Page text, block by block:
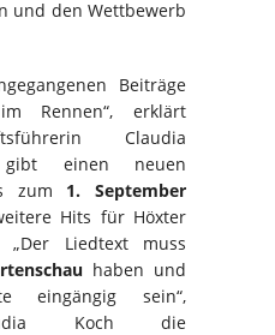
und den Wettbewerb
Beiträge
Rennen“, erklärt
Claudia
einen neuen
zum 1. September
Hits für Höxter
„Der Liedtext muss
haben und
eingängig sein“,
Koch die